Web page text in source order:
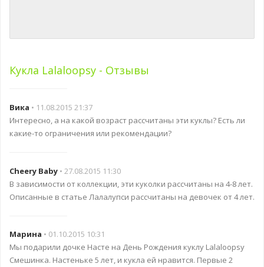
Кукла Lalaloopsy - Отзывы
Вика • 11.08.2015 21:37
Интересно, а на какой возраст рассчитаны эти куклы? Есть ли
какие-то ограничения или рекомендации?
Cheery Baby • 27.08.2015 11:30
В зависимости от коллекции, эти куколки рассчитаны на 4-8 лет.
Описанные в статье Лалалупси рассчитаны на девочек от 4 лет.
Марина • 01.10.2015 10:31
Мы подарили дочке Насте на День Рождения куклу Lalaloopsy
Смешинка. Настеньке 5 лет, и кукла ей нравится. Первые 2